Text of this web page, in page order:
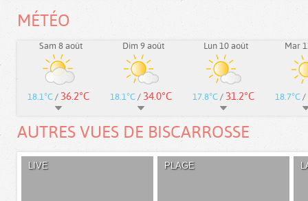
MÉTÉO
Sam 8 août
18.1°C / 36.2°C
Dim 9 août
18.1°C / 34.0°C
Lun 10 août
17.8°C / 31.2°C
Mar
18.7°C /
AUTRES VUES DE BISCARROSSE
LIVE PLAGE